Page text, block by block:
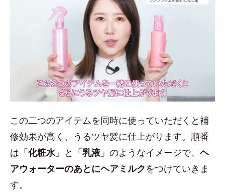
この二つのアイテムを同時に使っていただくと補
修効果が高く、うるツヤ髪に仕上がります。順番
は「化粧水」と「乳液 」のようなイメージで、 ヘ
アウォーターのあとにヘアミルクをつけていきま
す。